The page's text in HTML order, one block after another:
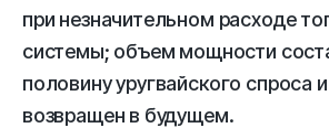
при незначительном расходе
системы; объем мощности
половину уругвайского спроса
возвращен в будущем.